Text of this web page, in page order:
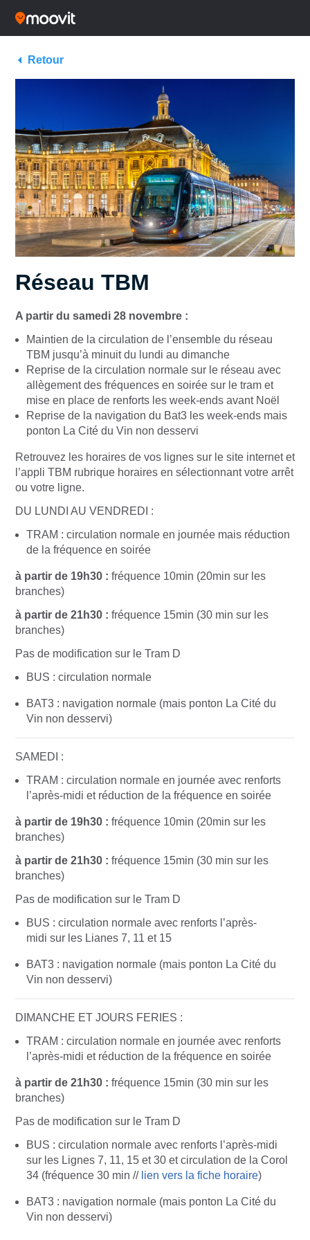
Retour
Réseau TBM
A partir du samedi 28 novembre :
Maintien de la circulation de l’ensemble du réseau
TBM jusqu’à minuit du lundi au dimanche
Reprise de la circulation normale sur le réseau avec
allègement des fréquences en soirée sur le tram et
mise en place de renforts les week-ends avant Noël
Reprise de la navigation du Bat3 les week-ends mais
ponton La Cité du Vin non desservi
Retrouvez les horaires de vos lignes sur le site internet et
l’appli TBM rubrique horaires en sélectionnant votre arrêt
ou votre ligne.
DU LUNDI AU VENDREDI :
TRAM : circulation normale en journée mais réduction
de la fréquence en soirée
à partir de 19h30 : fréquence 10min (20min sur les
branches)
à partir de 21h30 : fréquence 15min (30 min sur les
branches)
Pas de modification sur le Tram D
BUS : circulation normale
BAT3 : navigation normale (mais ponton La Cité du
Vin non desservi)
SAMEDI :
TRAM : circulation normale en journée avec renforts
l’après-midi et réduction de la fréquence en soirée
à partir de 19h30 : fréquence 10min (20min sur les
branches)
à partir de 21h30 : fréquence 15min (30 min sur les
branches)
Pas de modification sur le Tram D
BUS : circulation normale avec renforts l’après-
midi sur les Lianes 7, 11 et 15
BAT3 : navigation normale (mais ponton La Cité du
Vin non desservi)
DIMANCHE ET JOURS FERIES :
TRAM : circulation normale en journée avec renforts
l’après-midi et réduction de la fréquence en soirée
à partir de 21h30 : fréquence 15min (30 min sur les
branches)
Pas de modification sur le Tram D
BUS : circulation normale avec renforts l’après-midi
sur les Lignes 7, 11, 15 et 30 et circulation de la Corol
34 (fréquence 30 min // lien vers la fiche horaire)
BAT3 : navigation normale (mais ponton La Cité du
Vin non desservi)